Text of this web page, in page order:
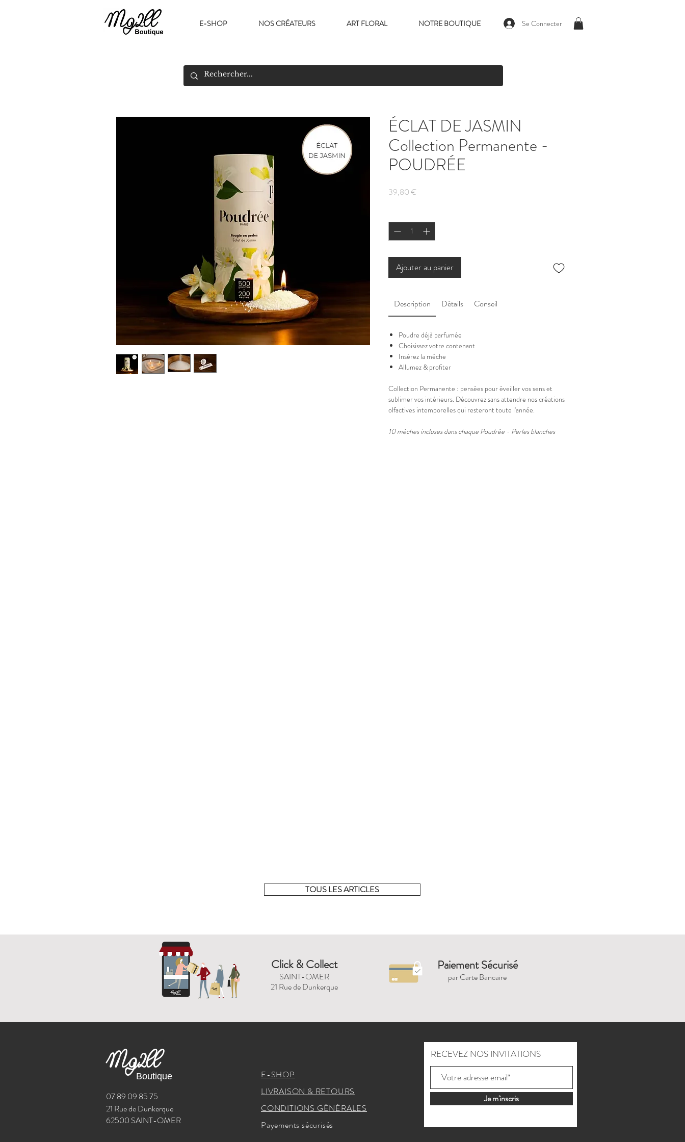
E-SHOP NOS CRÉATEURS ART FLORAL NOTRE BOUTIQUE Se Connecter
ÉCLAT DE JASMIN
Collection Permanente -
POUDRÉE
39,80 €
Ajouter au panier
Description Détails Conseil
Poudre déjà parfumée
Choisissez votre contenant
Insérez la mèche
Allumez & profiter
Collection Permanente : pensées pour éveiller vos sens et
sublimer vos intérieurs. Découvrez sans attendre nos créations
olfactives intemporelles qui resteront toute l'année.
10 mèches incluses dans chaque Poudrée - Perles blanches
TOUS LES ARTICLES
Mg2ll
Boutique
07 89 09 85 75
21 Rue de Dunkerque
62500 SAINT-OMER
E-SHOP
LIVRAISON & RETOURS
CONDITIONS GÉNÉRALES
Payements sécurisés
RECEVEZ NOS INVITATIONS
Je m'inscris
Click & Collect
SAINT-OMER
21 Rue de Dunkerque
Paiement Sécurisé
par Carte Bancaire